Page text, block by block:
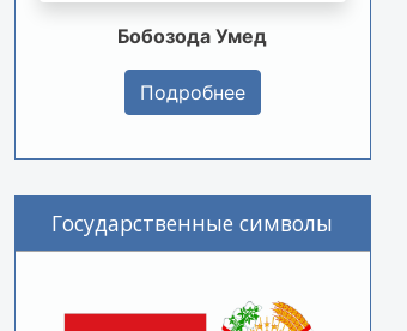
Бобозода Умед
Подробнее
Государственные символы